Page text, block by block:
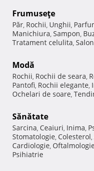
Frumuseţe
Păr, Rochii, Unghii,
Manichiura, Sampon,
Tratament celulita,
Modă
Rochii, Rochii de seara,
Pantofi, Rochii elegante,
Ochelari de soare,
Sănătate
Sarcina, Ceaiuri, Inima,
Stomatologie, Colesterol,
Cardiologie, Oftalmologie
Psihiatrie